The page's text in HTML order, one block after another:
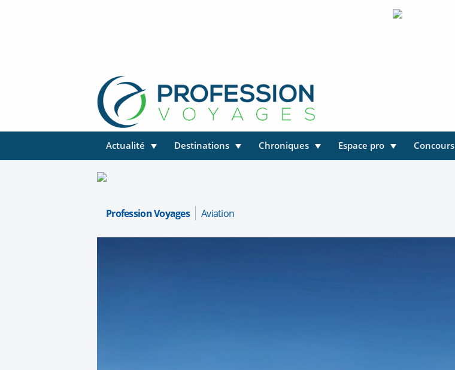
Actualité Destinations Chroniques Espace pro Concours
Profession Voyages Aviation